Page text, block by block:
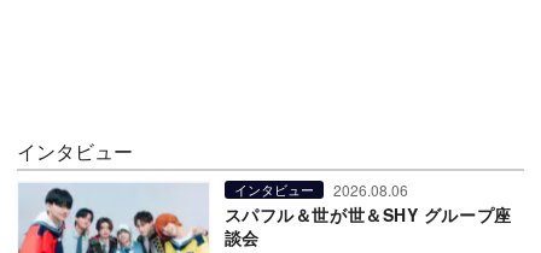
インタビュー
インタビュー 2026.08.06
スパフル＆世が世＆SHY グループ座
談会